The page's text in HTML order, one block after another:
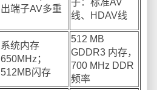
出端子AV多重
子：标准AV
线、HDAV线
系统内存
650MHz；
512MB闪存
512 MB
GDDR3 内存，
700 MHz DDR
频率